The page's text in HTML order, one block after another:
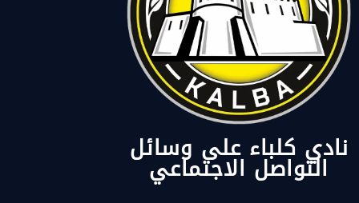
نادي كلباء على وسائل
التواصل الاجتماعي